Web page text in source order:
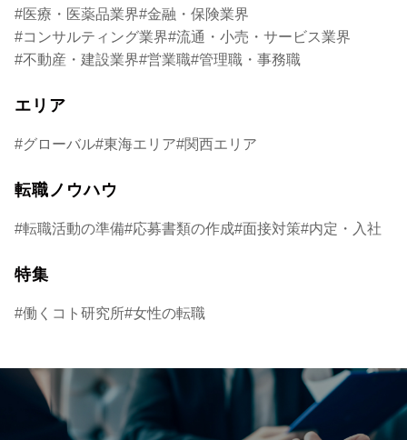
医療・医薬品業界 金融・保険業界
コンサルティング業界 流通・小売・サービス業界
不動産・建設業界 営業職 管理職・事務職
エリア
グローバル 東海エリア 関西エリア
転職ノウハウ
転職活動の準備 応募書類の作成 面接対策 内定・入社
特集
働くコト研究所 女性の転職